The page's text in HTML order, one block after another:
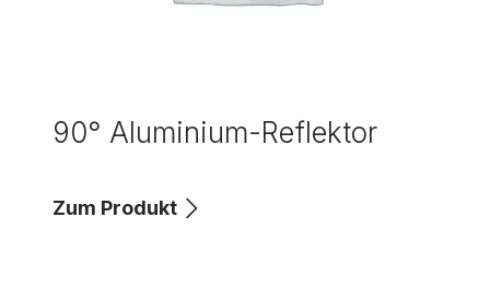
90° Aluminium-Reflektor
Zum Produkt